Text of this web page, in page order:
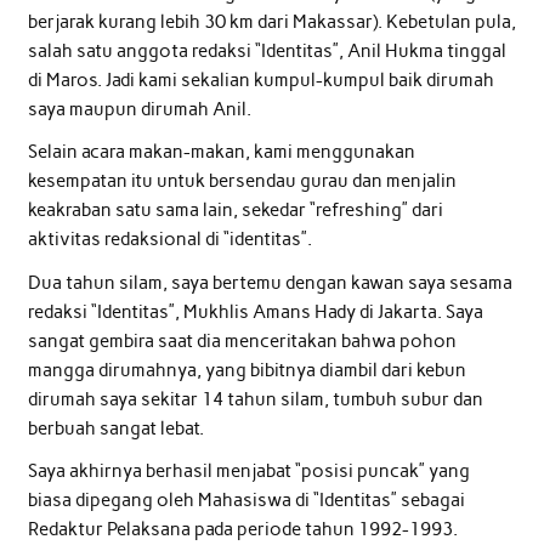
berjarak kurang lebih 30 km dari Makassar). Kebetulan pula,
salah satu anggota redaksi “Identitas”, Anil Hukma tinggal
di Maros. Jadi kami sekalian kumpul-kumpul baik dirumah
saya maupun dirumah Anil.
Selain acara makan-makan, kami menggunakan
kesempatan itu untuk bersendau gurau dan menjalin
keakraban satu sama lain, sekedar “refreshing” dari
aktivitas redaksional di “identitas”.
Dua tahun silam, saya bertemu dengan kawan saya sesama
redaksi “Identitas”, Mukhlis Amans Hady di Jakarta. Saya
sangat gembira saat dia menceritakan bahwa pohon
mangga dirumahnya, yang bibitnya diambil dari kebun
dirumah saya sekitar 14 tahun silam, tumbuh subur dan
berbuah sangat lebat.
Saya akhirnya berhasil menjabat “posisi puncak” yang
biasa dipegang oleh Mahasiswa di “Identitas” sebagai
Redaktur Pelaksana pada periode tahun 1992-1993.